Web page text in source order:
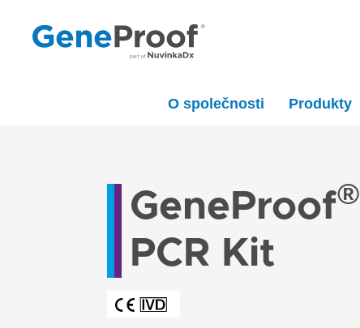
O společnosti Produkty
GeneProof®
PCR Kit